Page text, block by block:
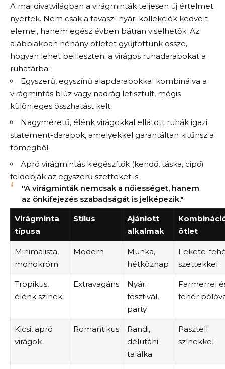
A mai divatvilágban a virágminták teljesen új értelmet
nyertek. Nem csak a tavaszi-nyári kollekciók kedvelt
elemei, hanem egész évben bátran viselhetők. Az
alábbiakban néhány ötletet gyűjtöttünk össze,
hogyan lehet beilleszteni a virágos ruhadarabokat a
ruhatárba:
Egyszerű, egyszínű alapdarabokkal kombinálva a
virágmintás blúz vagy nadrág letisztult, mégis
különleges összhatást kelt.
Nagyméretű, élénk virágokkal ellátott ruhák igazi
statement-darabok, amelyekkel garantáltan kitűnsz a
tömegből.
Apró virágmintás kiegészítők (kendő, táska, cipő)
feldobják az egyszerű szetteket is.
"A virágminták nemcsak a nőiességet, hanem
az önkifejezés szabadságát is jelképezik."
Virágminta
típusa
Stílus
Ajánlott
alkalmak
ötlet
Minimalista,
monokróm
Modern
Munka,
hétköznap
Fekete-
szettekkel
Tropikus,
élénk színek
Extravagáns
Nyári
fesztivál,
party
Farmerrel
fehér
Kicsi, apró
virágok
Romantikus
Randi,
délutáni
találka
Pasztell
színekkel